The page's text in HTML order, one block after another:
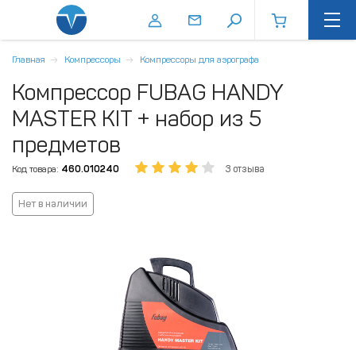
Главная Компрессоры Компрессоры для аэрографа
Компрессор FUBAG HANDY
MASTER KIT + набор из 5
предметов
Код товара: 460.010240 3 отзыва
Нет в наличии